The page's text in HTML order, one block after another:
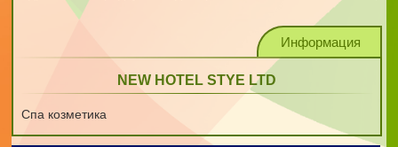
Информация
NEW HOTEL STYE LTD
Спа козметика